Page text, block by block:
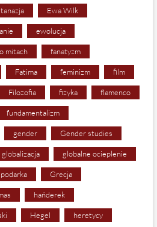
Ewa Wilk
ewolucja
mitach fanatyzm
Fatima feminizm film
Filozofia fizyka flamenco
fundamentalizm
gender Gender studies
globalizacja globalne ocieplenie
Grecja
hańderek
Hegel heretycy